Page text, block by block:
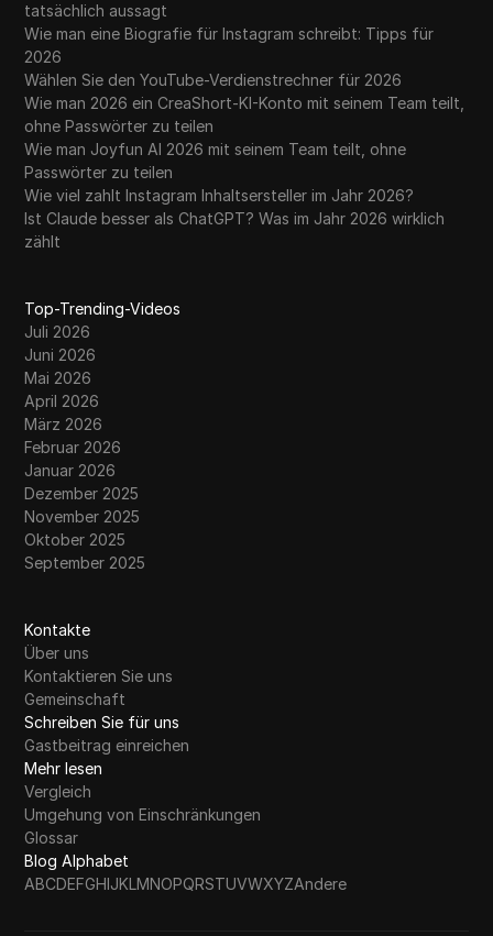
tatsächlich aussagt
Wie man eine Biografie für Instagram schreibt: Tipps für
2026
Wählen Sie den YouTube-Verdienstrechner für 2026
Wie man 2026 ein CreaShort-KI-Konto mit seinem Team teilt,
ohne Passwörter zu teilen
Wie man Joyfun AI 2026 mit seinem Team teilt, ohne
Passwörter zu teilen
Wie viel zahlt Instagram Inhaltsersteller im Jahr 2026?
Ist Claude besser als ChatGPT? Was im Jahr 2026 wirklich
zählt
Top-Trending-Videos
Juli 2026
Juni 2026
Mai 2026
April 2026
März 2026
Februar 2026
Januar 2026
Dezember 2025
November 2025
Oktober 2025
September 2025
Kontakte
Über uns
Kontaktieren Sie uns
Gemeinschaft
Schreiben Sie für uns
Gastbeitrag einreichen
Mehr lesen
Vergleich
Umgehung von Einschränkungen
Glossar
Blog Alphabet
ABCDEFGH JKLM NOPQRSTUVWXYZAndere